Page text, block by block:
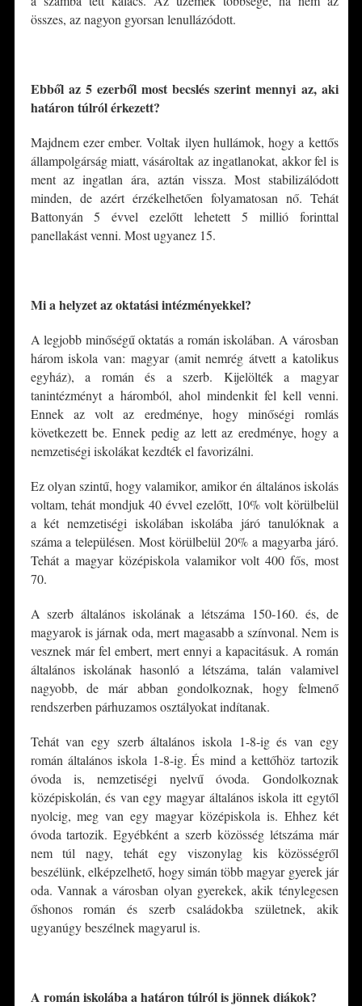
összes, az nagyon gyorsan lenullázódott.
Ebből az 5 ezerből most becslés szerint mennyi az, aki
határon túlról érkezett?
Majdnem ezer ember. Voltak ilyen hullámok, hogy a kettős
állampolgárság miatt, vásároltak az ingatlanokat, akkor fel is
ment az ingatlan ára, aztán vissza. Most stabilizálódott
minden, de azért érzékelhetően folyamatosan nő. Tehát
Battonyán 5 évvel ezelőtt lehetett 5 millió forinttal
panellakást venni. Most ugyanez 15.
Mi a helyzet az oktatási intézményekkel?
A legjobb minőségű oktatás a román iskolában. A városban
három iskola van: magyar (amit nemrég átvett a katolikus
egyház), a román és a szerb. Kijelölték a magyar
tanintézményt a háromból, ahol mindenkit fel kell venni.
Ennek az volt az eredménye, hogy minőségi romlás
következett be. Ennek pedig az lett az eredménye, hogy a
nemzetiségi iskolákat kezdték el favorizálni.
Ez olyan szintű, hogy valamikor, amikor én általános iskolás
voltam, tehát mondjuk 40 évvel ezelőtt, 10% volt körülbelül
a két nemzetiségi iskolában iskolába járó tanulóknak a
száma a településen. Most körülbelül 20% a magyarba járó.
Tehát a magyar középiskola valamikor volt 400 fős, most
70.
A szerb általános iskolának a létszáma 150-160. és, de
magyarok is járnak oda, mert magasabb a színvonal. Nem is
vesznek már fel embert, mert ennyi a kapacitásuk. A román
általános iskolának hasonló a létszáma, talán valamivel
nagyobb, de már abban gondolkoznak, hogy felmenő
rendszerben párhuzamos osztályokat indítanak.
Tehát van egy szerb általános iskola 1-8-ig és van egy
román általános iskola 1-8-ig. És mind a kettőhöz tartozik
óvoda is, nemzetiségi nyelvű óvoda. Gondolkoznak
középiskolán, és van egy magyar általános iskola itt egytől
nyolcig, meg van egy magyar középiskola is. Ehhez két
óvoda tartozik. Egyébként a szerb közösség létszáma már
nem túl nagy, tehát egy viszonylag kis közösségről
beszélünk, elképzelhető, hogy simán több magyar gyerek jár
oda. Vannak a városban olyan gyerekek, akik ténylegesen
őshonos román és szerb családokba születnek, akik
ugyanúgy beszélnek magyarul is.
A román iskolába a határon túlról is jönnek diákok?